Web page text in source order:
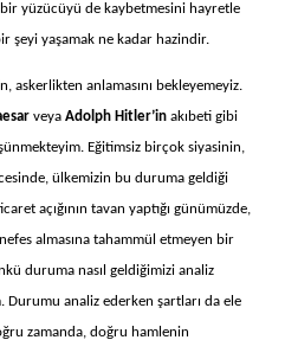
bir yüzücüyü de kaybetmesini hayretle
şeyi yaşamak ne kadar hazindir.
askerlikten anlamasını bekleyemeyiz.
veya Adolph Hitler’in akıbeti gibi
Eğitimsiz birçok siyasinin,
ülkemizin bu duruma geldiği
açığının tavan yaptığı günümüzde,
almasına tahammül etmeyen bir
duruma nasıl geldiğimizi analiz
Durumu analiz ederken şartları da ele
zamanda, doğru hamlenin